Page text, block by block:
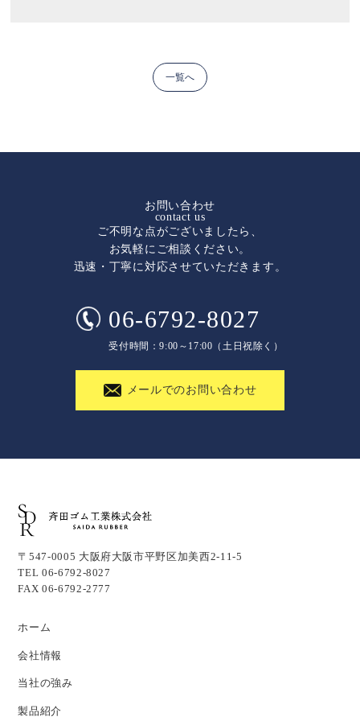
一覧へ
お問い合わせ
contact us
ご不明な点がございましたら、
お気軽にご相談ください。
迅速・丁寧に対応させていただきます。
06-6792-8027
受付時間：9:00～17:00（土日祝除く）
メールでのお問い合わせ
〒547-0005 大阪府大阪市平野区加美西2-11-5
TEL 06-6792-8027
FAX 06-6792-2777
ホーム
会社情報
当社の強み
製品紹介